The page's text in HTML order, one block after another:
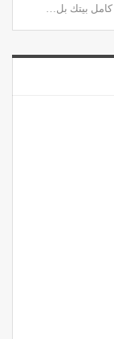
كامل بيتك بل…